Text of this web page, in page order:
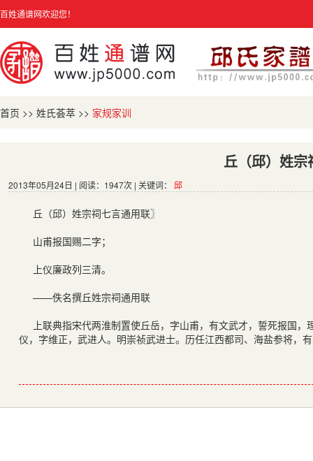
百姓通谱网欢迎您！
首页 >> 姓氏荟萃 >> 家规家训
丘（邱）姓
2013年05月24日 | 阅读：1947次 | 关键词： 邱
丘（邱）姓宗祠七言通用联〗
山甫报国赐二字；
上仪廉政列三清。
——佚名撰丘姓宗祠通用联
上联典指宋代两淮制置使丘岳，字山甫，有文武才，誓死报国
仪，字维正，武进人。明崇祯武进士。历任江西都司、海盐参将，